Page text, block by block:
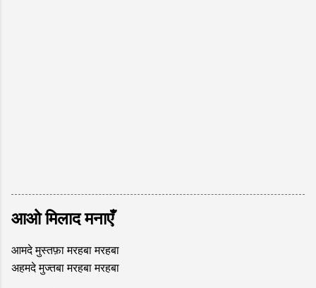
आओ मिलाद मनाएँ
आमदे मुस्तफ़ा मरहबा मरहबा
अहमदे मुज्तबा मरहबा मरहबा